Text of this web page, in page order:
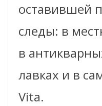
оставившей
следы: в
в
лавках и в
Vita.